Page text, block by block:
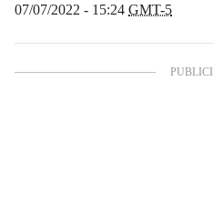
07/07/2022 - 15:24 GMT-5